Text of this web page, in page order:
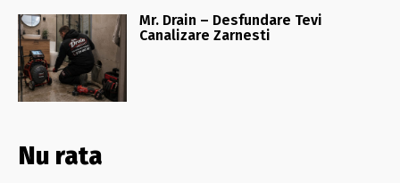
Mr. Drain – Desfundare Tevi
Canalizare Zarnesti
Nu rata